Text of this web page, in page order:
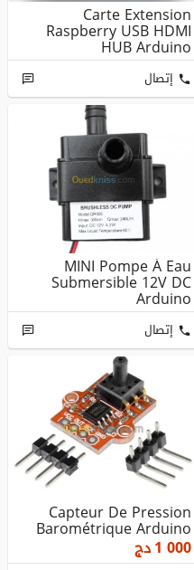
Carte Extension
Raspberry USB HDMI
HUB Arduino
إتصال
MINI Pompe À Eau
Submersible 12V DC
Arduino
إتصال
Capteur De Pression
Barométrique Arduino
1 000دج